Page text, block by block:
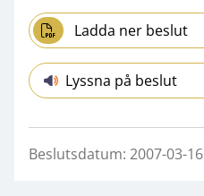
Ladda ner beslut
Lyssna på beslut
Beslutsdatum: 2007-03-16